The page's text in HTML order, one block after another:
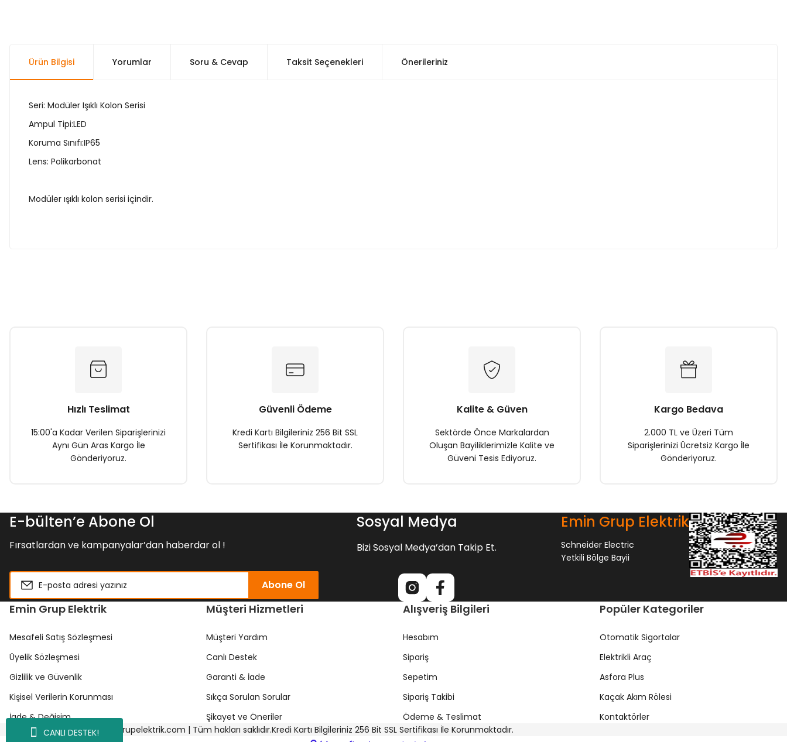
CANLI DESTEK!
Ürün Bilgisi Yorumlar Soru & Cevap Taksit Seçenekleri Önerileriniz
Seri: Modüler Işıklı Kolon Serisi
Ampul Tipi:LED
Koruma Sınıfı:IP65
Lens: Polikarbonat
Modüler ışıklı kolon serisi içindir.
Ürün fiyatı diğer sitelerden daha pahalı.
Hızlı Teslimat
15:00'a Kadar Verilen Siparişlerinizi
Aynı Gün Aras Kargo İle
Gönderiyoruz.
Güvenli Ödeme
Kredi Kartı Bilgileriniz 256 Bit SSL
Sertifikası İle Korunmaktadır.
Kalite & Güven
Sektörde Önce Markalardan
Oluşan Bayiliklerimizle Kalite ve
Güveni Tesis Ediyoruz.
Kargo Bedava
2.000 TL ve Üzeri Tüm
Siparişlerinizi Ücretsiz Kargo İle
Gönderiyoruz.
E-bülten’e Abone Ol
Fırsatlardan ve kampanyalar’dan haberdar ol !
Abone Ol
Sosyal Medya
Bizi Sosyal Medya’dan Takip Et.
Emin Grup Elektrik
Schneider Electric
Yetkili Bölge Bayii
Emin Grup Elektrik
Mesafeli Satış Sözleşmesi
Üyelik Sözleşmesi
Gizlilik ve Güvenlik
Kişisel Verilerin Korunması
İade & Değişim
Müşteri Hizmetleri
Müşteri Yardım
Canlı Destek
Garanti & İade
Sıkça Sorulan Sorular
Şikayet ve Öneriler
Alışveriş Bilgileri
Hesabım
Sipariş
Sepetim
Sipariş Takibi
Ödeme & Teslimat
Popüler Kategoriler
Otomatik Sigortalar
Elektrikli Araç
Asfora Plus
Kaçak Akım Rölesi
Kontaktörler
Copyright © 2024 emingrupelektrik.com | Tüm hakları saklıdır.Kredi Kartı Bilgileriniz 256 Bit SSL Sertifikası İle Korunmaktadır.